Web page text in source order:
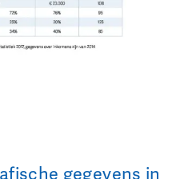
gegevens in